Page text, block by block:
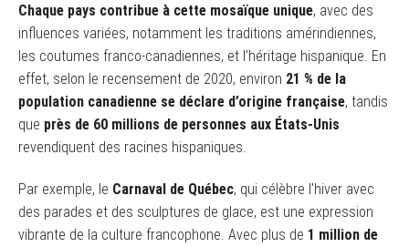
Chaque pays contribue à cette mosaïque unique, avec des
influences variées, notamment les traditions amérindiennes,
les coutumes franco-canadiennes, et l’héritage hispanique. En
effet, selon le recensement de 2020, environ 21 % de la
population canadienne se déclare d’origine française, tandis
que près de 60 millions de personnes aux États-Unis
revendiquent des racines hispaniques.
Par exemple, le Carnaval de Québec, qui célèbre l’hiver avec
des parades et des sculptures de glace, est une expression
vibrante de la culture francophone. Avec plus de 1 million de